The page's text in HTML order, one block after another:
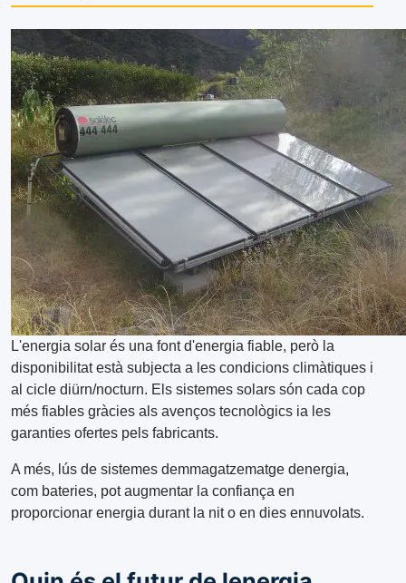
L'energia solar és una font d'energia fiable, però la
disponibilitat està subjecta a les condicions climàtiques i
al cicle diürn/nocturn. Els sistemes solars són cada cop
més fiables gràcies als avenços tecnològics ia les
garanties ofertes pels fabricants.
A més, lús de sistemes demmagatzematge denergia,
com bateries, pot augmentar la confiança en
proporcionar energia durant la nit o en dies ennuvolats.